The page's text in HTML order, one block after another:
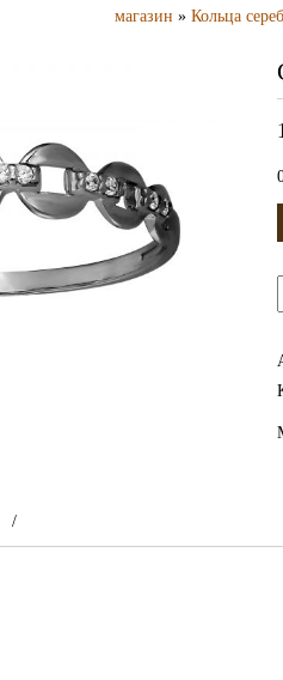
магазин » Кольца